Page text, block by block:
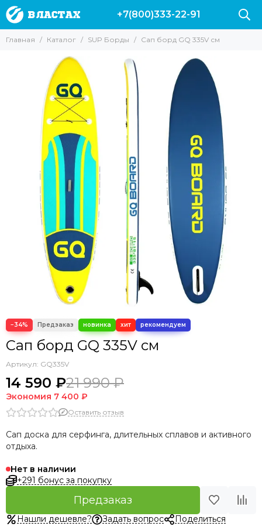
+7(800)333-22-91
Главная Каталог SUP Борды Сап борд GQ 335V см
−34%
Сап борд GQ 335V см
Артикул: GQ335V
14 590 ₽21 990 ₽
Экономия 7 400 ₽
Оставить отзыв
Сап доска для серфинга, длительных сплавов и активного
отдыха.
Нет в наличии
+291 бонус за покупку
Предзаказ
Нашли дешевле? Задать вопрос Поделиться